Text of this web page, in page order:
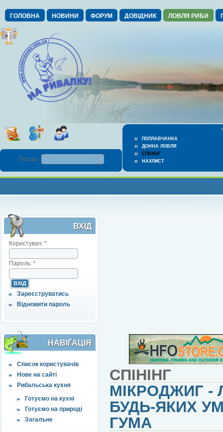
ГОЛОВНА НОВИНИ ФОРУМ ДОВІДНИК ЛОВЛЯ РИБИ
ПОПЛАВЧАНКА
ДОННА ЛОВЛЯ
СПІНІНГ
НАХЛИСТ
Пошук :
ВХІД
Користувач: *
Пароль: *
Зареєструватись
Відновити пароль
НАВІҐАЦІЯ
Список користувачів
Нове на сайті
Рибальська кухня
Готуємо на кухні
Готуємо на природі
Загальне
СПІНІНГ
МІКРОДЖИГ -
БУДЬ-ЯКИХ
ГУМА